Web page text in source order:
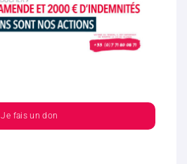
Je fais un don